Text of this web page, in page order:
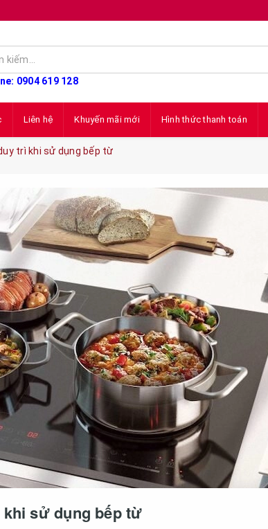
0904 619 128
Liên hệ Khuyến mãi mới Hình thức thanh toán
trì khi sử dụng bếp từ
sử dụng bếp từ